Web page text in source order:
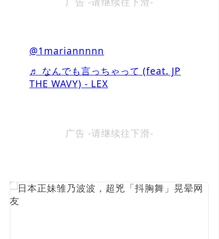
@1mariannnnn
♬ なんでも言っちゃって (feat. JP
THE WAVY) - LEX
广告 -请继续往下滑-